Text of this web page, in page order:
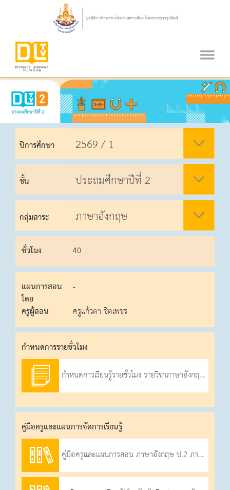
ปีการศึกษา
ชั้น
กลุ่มสาระ
ชั่วโมง 40
แผนการสอน
โดย
-
ครูผู้สอน
ครูแก้วตา ชิตเพชร
กําหนดการรายชั่วโมง
กำหนดการเรียนรู้รายชั่วโมง รายวิชาภาษาอังกฤษ ชั้นประถมศึกษาปีที่ 2 ภาคเรียนที่ 1 ปีการศึกษา 2569
คู่มือครูและแผนการจัดการเรียนรู้
คู่มือครูและแผนการสอน ภาษาอังกฤษ ป.2 ภาคเรียนที่ 1-2569